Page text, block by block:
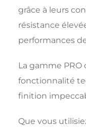
grâce à leurs
résistance
performances
La gamme PRO
fonctionnalité
finition
Que vous